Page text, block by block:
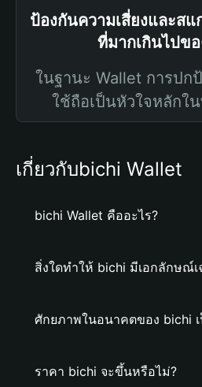
ป้องกันความเสี่ยงและส
ที่มากเกินไปข
ในฐานะ Wallet การปก
ใช้ถือเป็นหัวใจหลักใ
เกี่ยวกับbichi Wallet
bichi Wallet คืออะไร?
สิ่งใดทำให้ bichi มีเอกลักษณ์เ
ศักยภาพในอนาคตของ bichi เ
ราคา bichi จะขึ้นหรือไม่?